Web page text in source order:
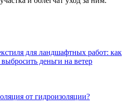
для ландшафтных работ: как
деньги на ветер
от гидроизоляции?